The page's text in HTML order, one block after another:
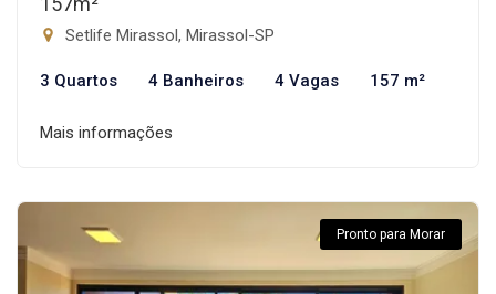
Setlife Mirassol, Mirassol-SP
3 Quartos 4 Banheiros 4 Vagas 157 m²
Mais informações
Pronto para Morar